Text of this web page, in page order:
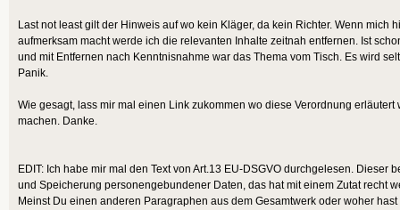
Last not least gilt der Hinweis auf wo kein Kläger, da kein Richter. Wenn mich
aufmerksam macht werde ich die relevanten Inhalte zeitnah entfernen. Ist
und mit Entfernen nach Kenntnisnahme war das Thema vom Tisch. Es wird
Panik.
Wie gesagt, lass mir mal einen Link zukommen wo diese Verordnung
machen. Danke.
EDIT: Ich habe mir mal den Text von Art.13 EU-DSGVO durchgelesen. Dieser
und Speicherung personengebundener Daten, das hat mit einem Zutat recht
Meinst Du einen anderen Paragraphen aus dem Gesamtwerk oder woher